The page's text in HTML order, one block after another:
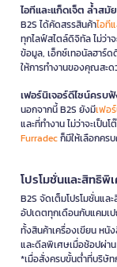
ไอทีและแก็ดเจ็ต ล้ำส
B2S ได้คัดสรรสินค้าไอที
ทุกไลฟ์สไตล์ดิจิทัล ไม่ว่าจ
ข้อมูล, เอ็กซ์เทอนัลฮาร์
ให้การทำงานของคุณสะ
เฟอร์นิเจอร์ดีไซน์ครบ
นอกจากนี้ B2S ยังมีเฟอ
และที่ทำงาน ไม่ว่าจะเป็น
Furradecก็มีให้เลือกคร
โปรโมชั่นและสิทธิพิ
B2S จัดเต็มโปรโมชั่นแล
อัปเดตทุกเดือนกับแคมเ
ทั้งสินค้าเครื่องเขียน หนั
และดีลพิเศษเมื่อช้อปผ่า
*เมื่อสั่งครบขั้นต่ำที่บริษัท